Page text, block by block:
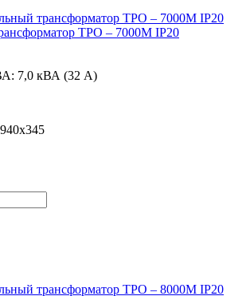
ТРО – 7000М IP20
7,0 кВА (32 А)